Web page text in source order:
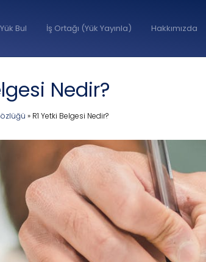
Yük Bul İş Ortağı (Yük Yayınla) Hakkımızda
Nedir?
» R1 Yetki Belgesi Nedir?